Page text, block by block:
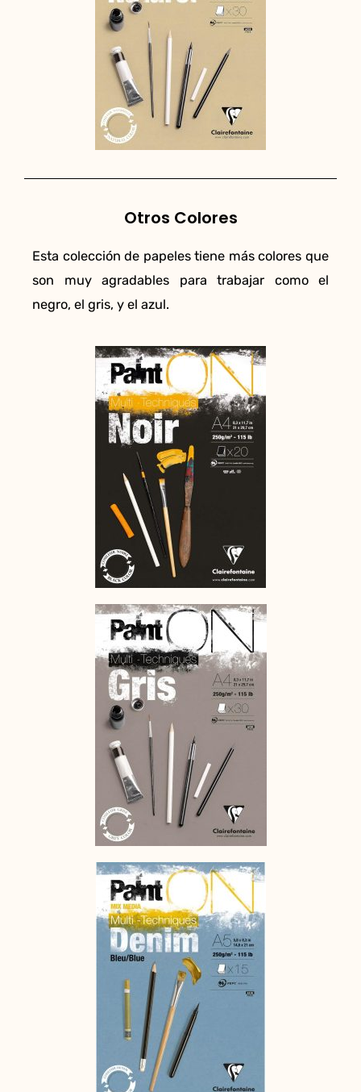
Otros Colores
Esta colección de papeles tiene más colores que
son muy agradables para trabajar como el
negro, el gris, y el azul.